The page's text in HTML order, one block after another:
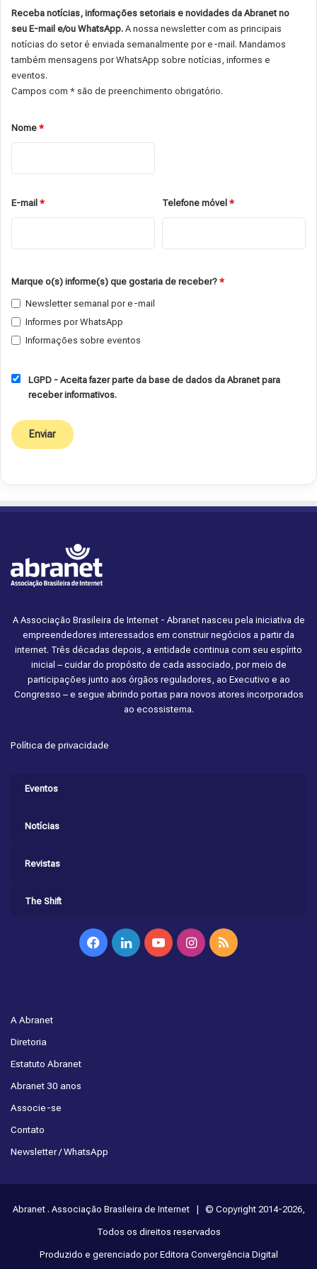
Receba notícias, informações setoriais e novidades da Abranet no
seu E-mail e/ou WhatsApp. A nossa newsletter com as principais
notícias do setor é enviada semanalmente por e-mail. Mandamos
também mensagens por WhatsApp sobre notícias, informes e
eventos.
Campos com * são de preenchimento obrigatório.
Nome *
E-mail * Telefone móvel*
Marque o(s) informe(s) que gostaria de receber? *
Newsletter semanal por e-mail
Informes por WhatsApp
Informações sobre eventos
LGPD - Aceita fazer parte da base de dados da Abranet para
receber informativos.
A Associação Brasileira de Internet - Abranet nasceu pela iniciativa de
empreendedores interessados em construir negócios a partir da
internet. Três décadas depois, a entidade continua com seu espírito
inicial – cuidar do propósito de cada associado, por meio de
participações junto aos órgãos reguladores, ao Executivo e ao
Congresso – e segue abrindo portas para novos atores incorporados
ao ecossistema.
Política de privacidade
Eventos
Notícias
Revistas
The Shift
FacebookLinkedinYouTubeInstagram
RSS
A Abranet
Diretoria
Estatuto Abranet
Abranet 30 anos
Associe-se
Contato
Newsletter / WhatsApp
Abranet . Associação Brasileira de Internet | © Copyright 2014-2026,
Todos os direitos reservados
Produzido e gerenciado por Editora Convergência Digital